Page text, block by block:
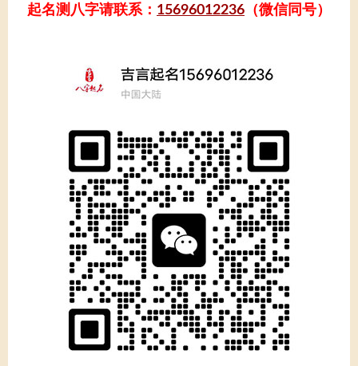
起名测八字请联系： 15696012236 （微信同号）